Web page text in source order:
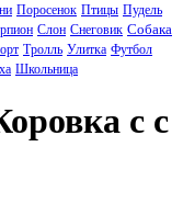
Поросенок Птицы Пудель
Слон Снеговик Собака
Тролль Улитка Футбол
Школьница
с с